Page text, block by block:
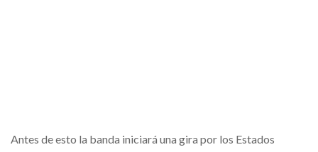
Antes de esto la banda iniciará una gira por los Estados